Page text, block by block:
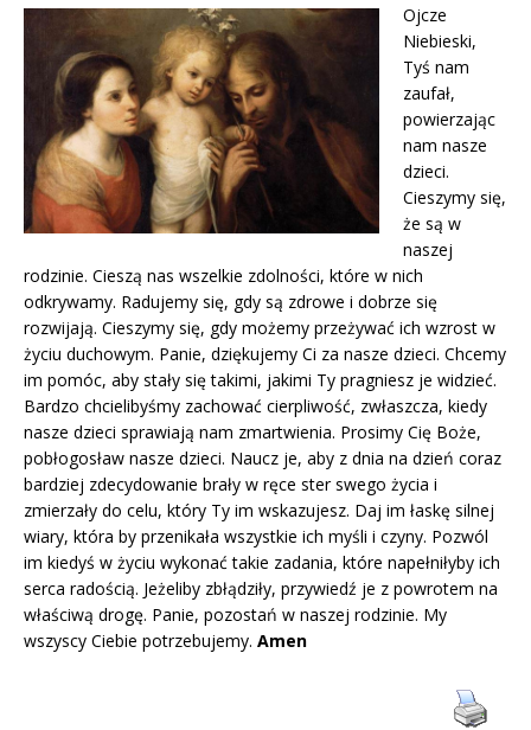
Ojcze
Niebieski,
Tyś nam
zaufał,
powierzając
nam nasze
dzieci.
Cieszymy się,
że są w
naszej
rodzinie. Cieszą nas wszelkie zdolności, które w nich
odkrywamy. Radujemy się, gdy są zdrowe i dobrze się
rozwijają. Cieszymy się, gdy możemy przeżywać ich wzrost w
życiu duchowym. Panie, dziękujemy Ci za nasze dzieci. Chcemy
im pomóc, aby stały się takimi, jakimi Ty pragniesz je widzieć.
Bardzo chcielibyśmy zachować cierpliwość, zwłaszcza, kiedy
nasze dzieci sprawiają nam zmartwienia. Prosimy Cię Boże,
pobłogosław nasze dzieci. Naucz je, aby z dnia na dzień coraz
bardziej zdecydowanie brały w ręce ster swego życia i
zmierzały do celu, który Ty im wskazujesz. Daj im łaskę silnej
wiary, która by przenikała wszystkie ich myśli i czyny. Pozwól
im kiedyś w życiu wykonać takie zadania, które napełniłyby ich
serca radością. Jeżeliby zbłądziły, przywiedź je z powrotem na
właściwą drogę. Panie, pozostań w naszej rodzinie. My
wszyscy Ciebie potrzebujemy. Amen